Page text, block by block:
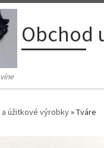
Obchod
úžitkové výrobky»Tváre